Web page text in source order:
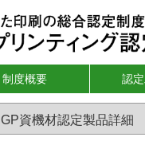
制度概要 認
GP資機材認定製品詳細